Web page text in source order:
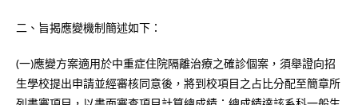
二、旨揭應變機制簡述如下：
(一)應變方案適用於中重症住院隔離治療之確診個案，須舉證向招
生學校提出申請並經審核同意後，將到校項目之占比分配至簡章所